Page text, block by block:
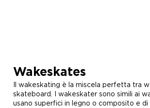
Wakeskates
Il wakeskating è la miscela perfetta tra
skateboard. I wakeskater sono simili ai
usano superfici in legno o composito e di